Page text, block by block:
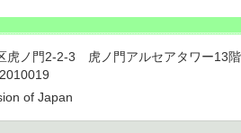
ノ門2-2-3 虎ノ門アルセアタワー13
of Japan